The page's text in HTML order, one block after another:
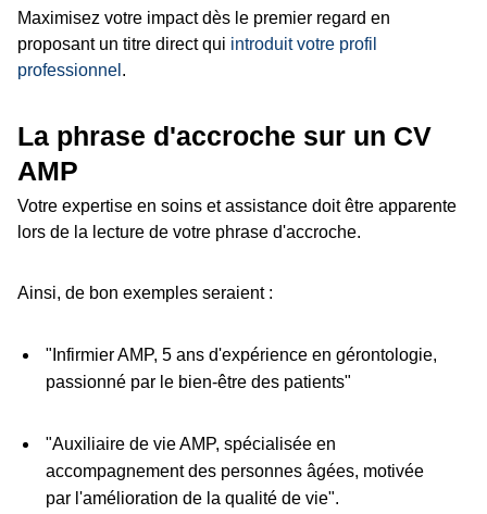
Maximisez votre impact dès le premier regard en
proposant un titre direct qui introduit votre profil
professionnel .
La phrase d'accroche sur un CV
AMP
Votre expertise en soins et assistance doit être apparente
lors de la lecture de votre phrase d'accroche.
Ainsi, de bon exemples seraient :
"Infirmier AMP, 5 ans d'expérience en gérontologie,
passionné par le bien-être des patients"
"Auxiliaire de vie AMP, spécialisée en
accompagnement des personnes âgées, motivée
par l'amélioration de la qualité de vie".